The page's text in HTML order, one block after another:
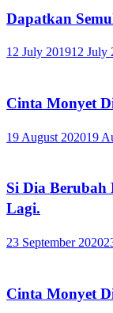
Dapatkan
12 July 201912 July
Cinta Monyet
19 August 202019
Si Dia
Lagi.
23 September 2020
Cinta Monyet